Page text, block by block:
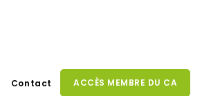
Contact ACCÈS MEMBRE DU CA